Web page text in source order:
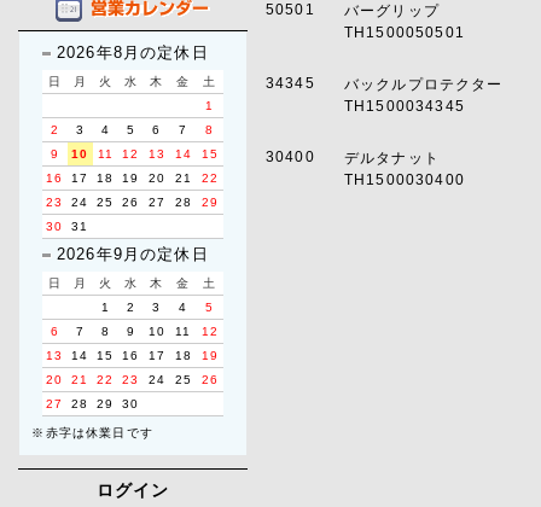
2026年8月の定休日
日 月 火 水 木 金
土
1
2
3 4 5 6 7
8
9
10 11 12 13 14
15
16
17 18 19 20 21
22
23
24 25 26 27 28
29
30
31
2026年9月の定休日
日 月 火 水 木 金
土
1
2 3 4
5
6
7 8 9 10 11
12
13
14 15 16 17 18
19
20
21 22 23 24 25
26
27
28 29 30
※赤字は休業日です
ログイン
50501 バーグリップ
TH1500050501
34345 バックルプロテクター
TH1500034345
30400 デルタナット
TH1500030400